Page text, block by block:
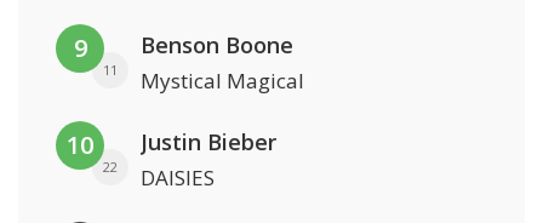
9
11
Benson Boone
Mystical Magical
10
22
Justin Bieber
DAISIES